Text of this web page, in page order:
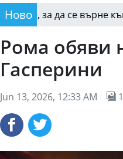
Ново16:26 Елизара
Рома обяви
Гасперини
Jun 13, 2026, 12:33 AM 1